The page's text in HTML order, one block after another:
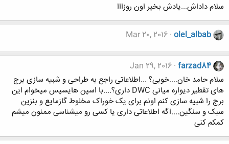
سلام داداش...یادش بخیر اون روزااا
olel_albab
Mar 20, 2016
farzad84
Jan 29, 2016
سلام حامد خان....خوبی؟ ...اطلاعاتی راجع به طراحی و شبیه سازی برج
های تقطیر دیواره میانی DWC داری؟....با اسپن هایسیس میخوام این
برج را شبیه سازی کنم اونم برای یک خوراک مخلوط گازمایع و بنزین
سبک و سنگین....اگه اطلاعاتی داری یا کسی رو میشناسی ممنون میشم
کمکم کنی